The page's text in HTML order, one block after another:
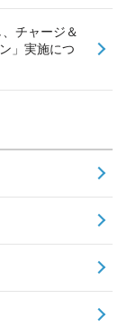
チャージ＆
」実施につ